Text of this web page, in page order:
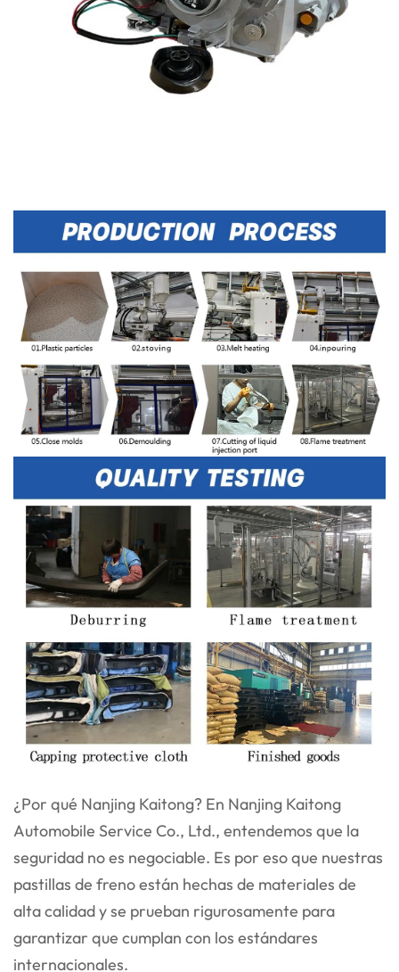
¿Por qué Nanjing Kaitong? En Nanjing Kaitong
Automobile Service Co., Ltd., entendemos que la
seguridad no es negociable. Es por eso que nuestras
pastillas de freno están hechas de materiales de
alta calidad y se prueban rigurosamente para
garantizar que cumplan con los estándares
internacionales.